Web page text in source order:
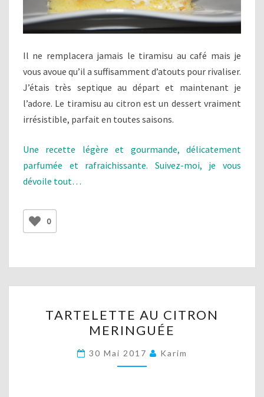
Il ne remplacera jamais le tiramisu au café mais je
vous avoue qu’il a suffisamment d’atouts pour rivaliser.
J’étais très septique au départ et maintenant je
l’adore. Le tiramisu au citron est un dessert vraiment
irrésistible, parfait en toutes saisons.
Une recette légère et gourmande, délicatement
parfumée et rafraichissante. Suivez-moi, je vous
dévoile tout…
0
AU
CITRON
MERINGUÉE
TARTELETTE AU CITRON
MERINGUÉE
30 Mai 2017 Karim